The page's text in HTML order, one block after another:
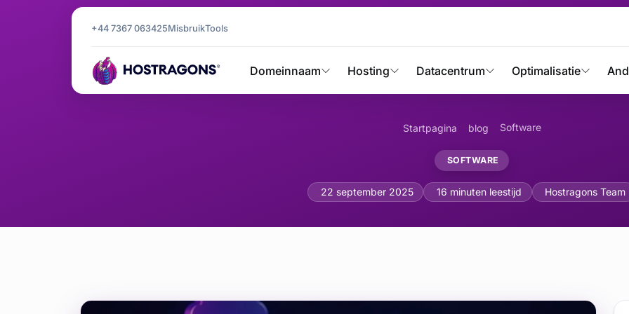
+44 7367 063425MisbruikTools
Domeinnaam Hosting Datacentrum Optimalisatie
Startpagina blog Software
SOFTWARE
Beheer van WordPress via de
22 september 2025 16 minuten leestijd Hostragons Team